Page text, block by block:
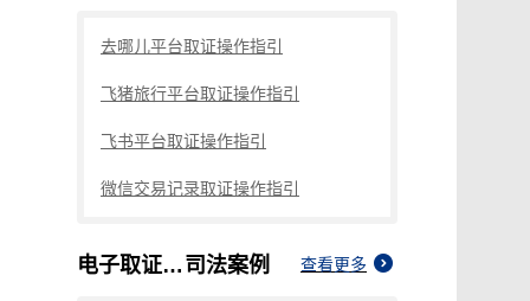
去哪儿平台取证操作指引
飞猪旅行平台取证操作指引
飞书平台取证操作指引
微信交易记录取证操作指引
电子取证律所 司法案例 查看更多